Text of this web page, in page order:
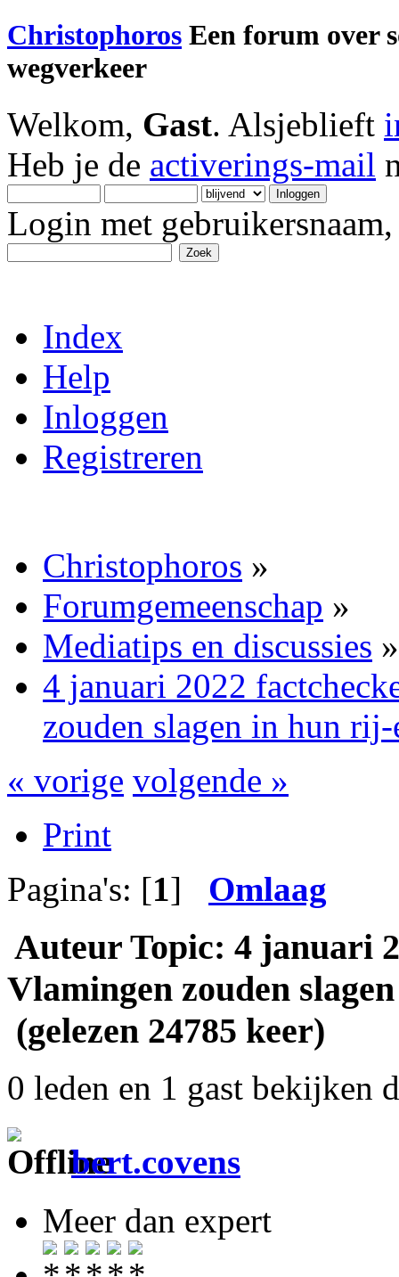
Christophoros Een forum over
wegverkeer
Welkom, Gast. Alsjeblieft
Heb je de activerings-mail
Login met
Index
Help
Inloggen
Registreren
Christophoros »
Forumgemeenschap »
Mediatips en discussies »
4 januari 2022
zouden slagen in hun rij-
« vorige volgende »
Print
Pagina's: [1] Omlaag
Auteur Topic: 4 januari
Vlamingen zouden
(gelezen 24785 keer)
0 leden en 1 gast bekijken
bert.covens
Meer dan expert